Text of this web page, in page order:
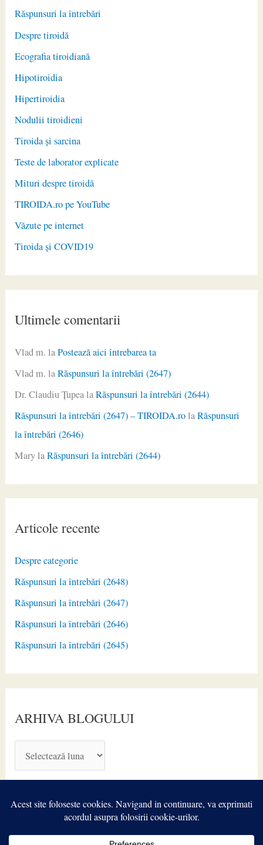
Răspunsuri la întrebări
Despre tiroidă
Ecografia tiroidiană
Hipotiroidia
Hipertiroidia
Nodulii tiroidieni
Tiroida și sarcina
Teste de laborator explicate
Mituri despre tiroidă
TIROIDA.ro pe YouTube
Văzute pe internet
Tiroida și COVID19
Ultimele comentarii
Vlad m. laPostează aici întrebarea ta
Vlad m. laRăspunsuri la întrebări (2647)
Dr. Claudiu ŢupealaRăspunsuri la întrebări (2644)
Răspunsuri la întrebări (2647) – TIROIDA.rolaRăspunsuri
la întrebări (2646)
MarylaRăspunsuri la întrebări (2644)
Articole recente
Despre categorie
Răspunsuri la întrebări (2648)
Răspunsuri la întrebări (2647)
Răspunsuri la întrebări (2646)
Răspunsuri la întrebări (2645)
ARHIVA BLOGULUI
R
I